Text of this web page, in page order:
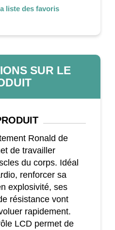
liste des favoris
SUR LE
Ronald de
de travailler
du corps. Idéal
renforcer sa
explosivité, ses
résistance vont
rapidement.
LCD permet de